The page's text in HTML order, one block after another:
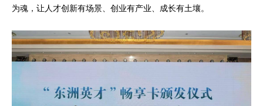
为魂，让人才创新有场景、创业有产业、成长有土壤。